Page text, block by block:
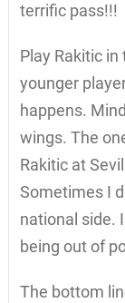
terrific pass!!!
Play Rakitic
younger
happens.
wings. The
Rakitic at
Sometimes I
national side.
being out of
The bottom